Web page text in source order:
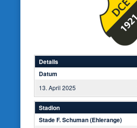
Details
Datum
13. April 2025
Stadion
Stade F. Schuman (Ehlerange)